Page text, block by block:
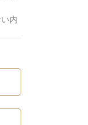
内